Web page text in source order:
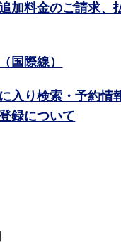
加料金のご請求、
国際線）
入り検索・予約情
録について